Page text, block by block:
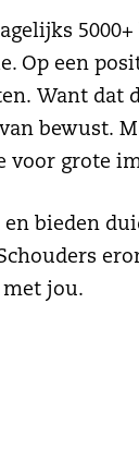
Op een
Want dat
bewust.
voor grote
bieden
met jou.